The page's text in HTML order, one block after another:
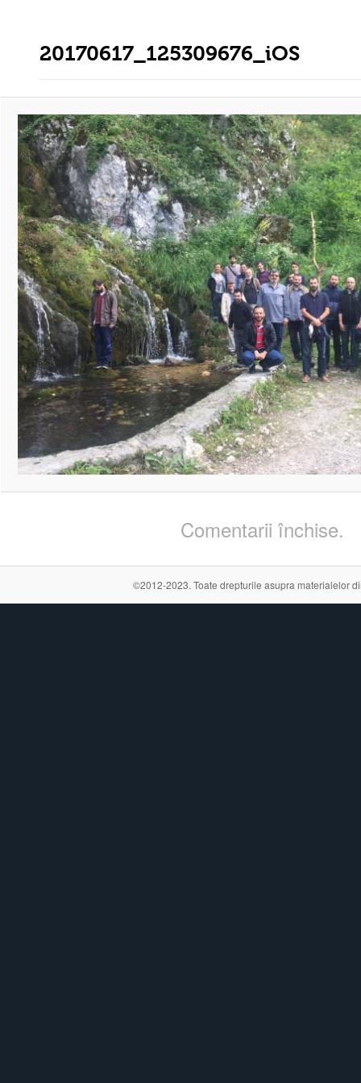
20170617_125309676_iOS
Comentarii închise.
©2012-2023. Toate drepturile asupra materialelor